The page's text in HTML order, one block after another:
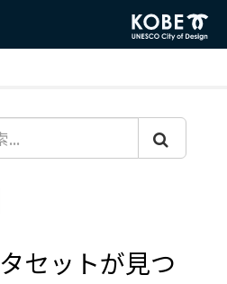
セットが見つ